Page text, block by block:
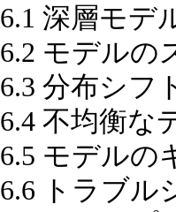
6.1 深層モデ
6.2 モデルの
6.3 分布シフ
6.4 不均衡な
6.5 モデルの
6.6 トラブル